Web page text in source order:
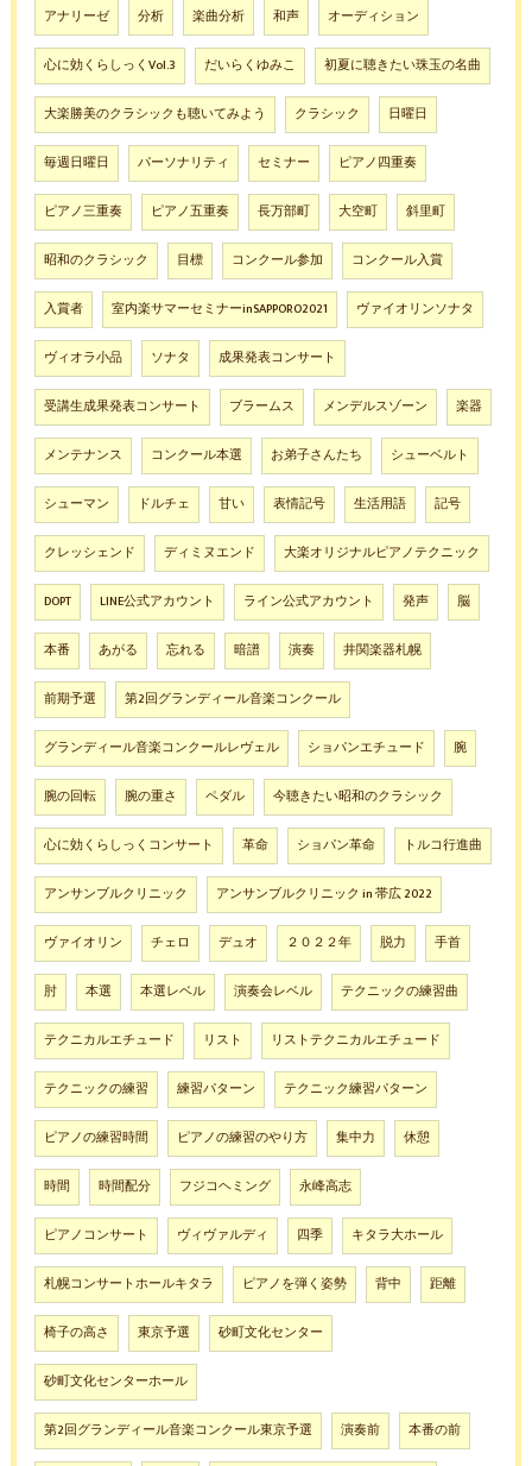
アナリーゼ 分析 楽曲分析 和声 オーディション
心に効くらしっくVol.3 だいらくゆみこ 初夏に聴きたい珠玉の名曲
大楽勝美のクラシックも聴いてみよう クラシック 日曜日
毎週日曜日 パーソナリティ セミナー ピアノ四重奏
ピアノ三重奏 ピアノ五重奏 長万部町 大空町 斜里町
昭和のクラシック 目標 コンクール参加 コンクール入賞
入賞者 室内楽サマーセミナーinSAPPORO2021 ヴァイオリンソナタ
ヴィオラ小品 ソナタ 成果発表コンサート
受講生成果発表コンサート ブラームス メンデルスゾーン 楽器
メンテナンス コンクール本選 お弟子さんたち シューベルト
シューマン ドルチェ 甘い 表情記号 生活用語 記号
クレッシェンド ディミヌエンド 大楽オリジナルピアノテクニック
DOPT LINE公式アカウント ライン公式アカウント 発声 脳
本番 あがる 忘れる 暗譜 演奏 井関楽器札幌
前期予選 第2回グランディール音楽コンクール
グランディール音楽コンクールレヴェル ショパンエチュード 腕
腕の回転 腕の重さ ペダル 今聴きたい昭和のクラシック
心に効くらしっくコンサート 革命 ショパン革命 トルコ行進曲
アンサンブルクリニック アンサンブルクリニック in 帯広 2022
ヴァイオリン チェロ デュオ ２０２２年 脱力 手首
肘 本選 本選レベル 演奏会レベル テクニックの練習曲
テクニカルエチュード リスト リストテクニカルエチュード
テクニックの練習 練習パターン テクニック練習パターン
ピアノの練習時間 ピアノの練習のやり方 集中力 休憩
時間 時間配分 フジコヘミング 永峰高志
ピアノコンサート ヴィヴァルディ 四季 キタラ大ホール
札幌コンサートホールキタラ ピアノを弾く姿勢 背中 距離
椅子の高さ 東京予選 砂町文化センター
砂町文化センターホール
第2回グランディール音楽コンクール東京予選 演奏前 本番の前